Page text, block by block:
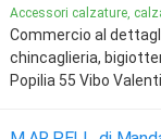
Accessori calzature,
Commercio al
chincaglieria,
Popilia 55 Vibo